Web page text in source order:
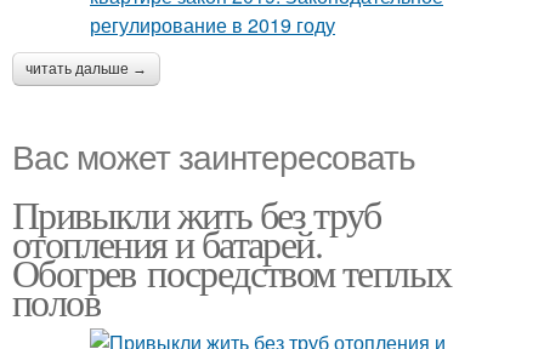
читать дальше →
Вас может заинтересовать
Привыкли жить без труб
отопления и батарей.
Обогрев посредством теплых
полов